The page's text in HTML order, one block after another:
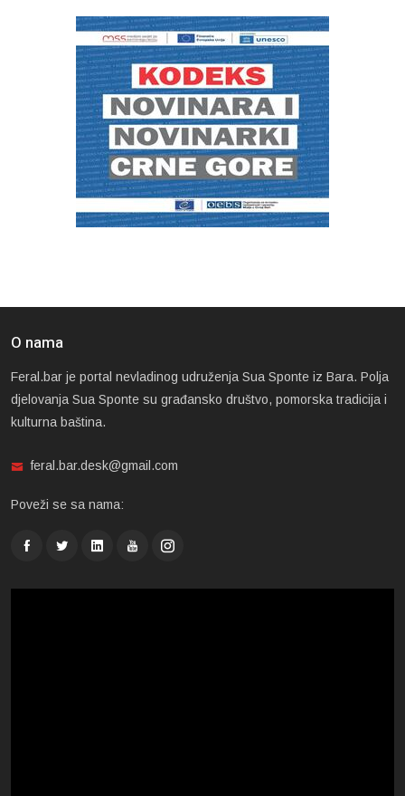
O nama
Feral.bar je portal nevladinog udruženja Sua Sponte iz Bara. Polja
djelovanja Sua Sponte su građansko društvo, pomorska tradicija i
kulturna baština.
feral.bar.desk@gmail.com
Poveži se sa nama: